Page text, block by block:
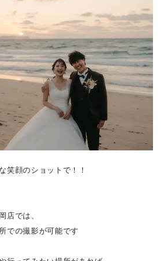
笑顔のショットで！！
店では、
での撮影が可能です